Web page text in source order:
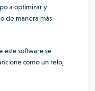
a optimizar y
de manera más
este software se
como un reloj